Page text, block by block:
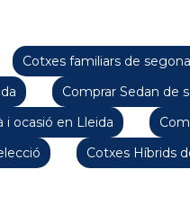
Cotxes familiars de
Comprar Sedan de
i ocasió en Lleida
Cotxes Híbrids